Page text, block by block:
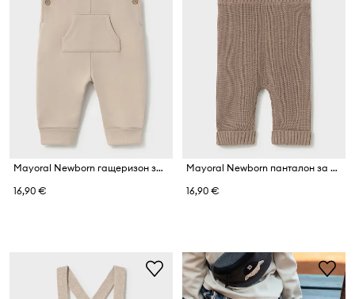
Mayoral Newborn гащеризон за бебе от памук
16,90 €
Mayoral Newborn панталон за бебе от памук
16,90 €